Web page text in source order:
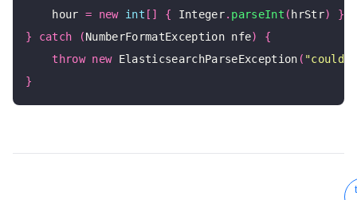
    hour
= new int [] { Integer. parseInt ( hrStr)
};
}
catch (NumberFormatException nfe)
{
throw new ElasticsearchParseException ( "could
}